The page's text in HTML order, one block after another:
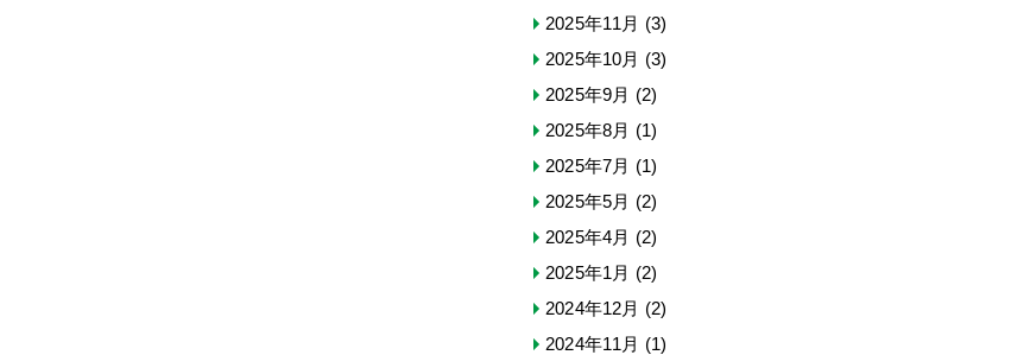
2025年11月 (3)
2025年10月 (3)
2025年9月 (2)
2025年8月 (1)
2025年7月 (1)
2025年5月 (2)
2025年4月 (2)
2025年1月 (2)
2024年12月 (2)
2024年11月 (1)